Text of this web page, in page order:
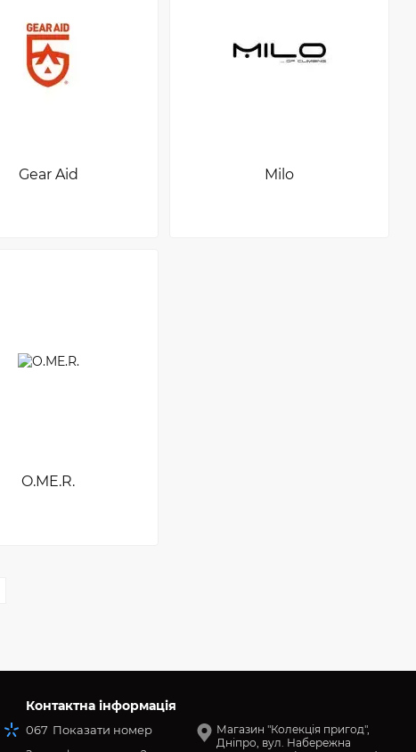
Gear Aid Milo
O.ME.R.
Контактна інформація
067 Показати номер
Магазин "Колекція пригод",
Дніпро, вул. Набережна